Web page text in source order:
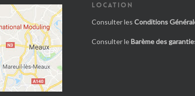
LOCATION
Consulter les Conditions
Consulter leBarème des